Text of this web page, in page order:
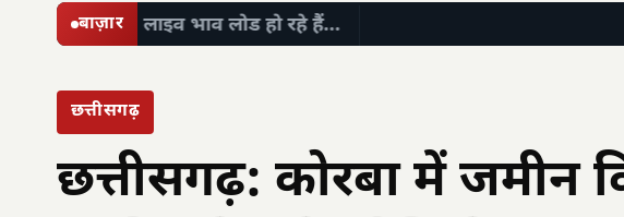
बाज़ार लाइव भाव लोड हो रहे हैं…
छत्तीसगढ़
छत्तीसगढ़: कोरबा में जमीन